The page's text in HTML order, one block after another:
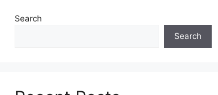
s
Search
Search